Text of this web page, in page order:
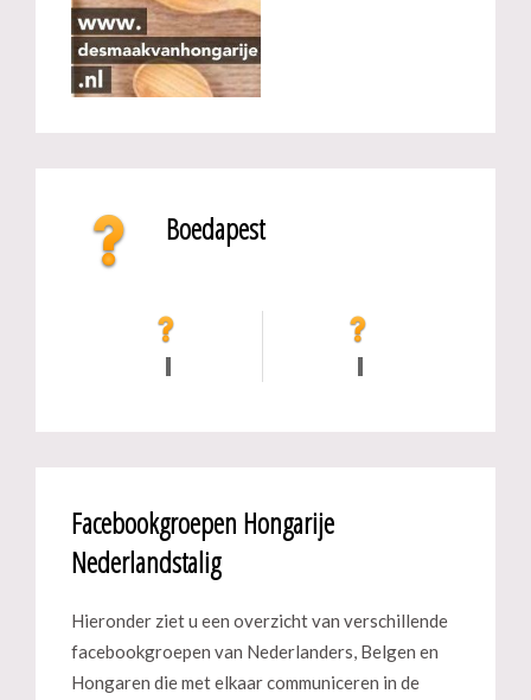
Boedapest
Facebookgroepen Hongarije
Nederlandstalig
Hieronder ziet u een overzicht van verschillende
facebookgroepen van Nederlanders, Belgen en
Hongaren die met elkaar communiceren in de